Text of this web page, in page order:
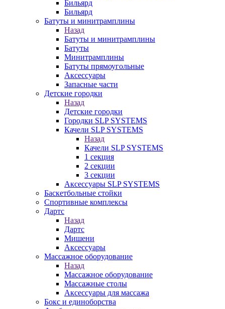
Бильяpд
Бильяpд
Батуты и минитрамплины
Назад
Батуты и минитрамплины
Батуты
Минитрамплины
Батуты прямоугольные
Аксессуары
Запасные части
Детские городки
Назад
Детские городки
Городки SLP SYSTEMS
Качели SLP SYSTEMS
Назад
Качели SLP SYSTEMS
1 секция
2 секции
3 секции
Аксессуары SLP SYSTEMS
Баскетбольные стойки
Спортивные комплексы
Дартс
Назад
Дартс
Мишени
Аксессуары
Массажное оборудование
Назад
Массажное оборудование
Массажные столы
Аксессуары для массажа
Бокс и единоборства